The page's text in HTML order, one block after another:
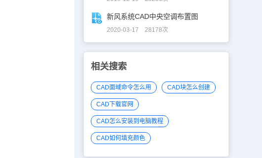
新风系统CAD中央空调布置图
2020-03-17 28178次
相关搜索
CAD面域命令怎么用 CAD块怎么创建
CAD下载官网
CAD怎么安装到电脑教程
CAD如何填充颜色